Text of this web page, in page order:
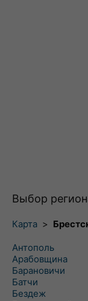
Выбор
Карта >
Антополь
Арабовщина
Барановичи
Батчи
Бездеж